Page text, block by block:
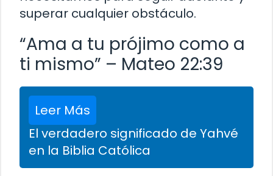
superar cualquier obstáculo.
“Ama a tu prójimo como a
ti mismo” – Mateo 22:39
Leer Más
El verdadero significado de Yahvé
en la Biblia Católica